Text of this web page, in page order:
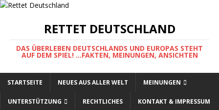
RETTET DEUTSCHLAND
DAS ÜBERLEBEN DEUTSCHLANDS UND EUROPAS STEHT
AUF DEM SPIEL! ...FAKTEN, MEINUNGEN, ANSICHTEN
STARTSEITE NEUES AUS ALLER WELT MEINUNGEN
UNTERSTÜTZUNG RECHTLICHES KONTAKT & IMPRESSUM